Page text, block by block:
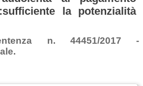
la potenzialità
n. 44451/2017 -